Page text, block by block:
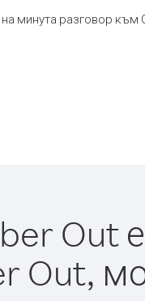
минута разговор към
Out
Out,